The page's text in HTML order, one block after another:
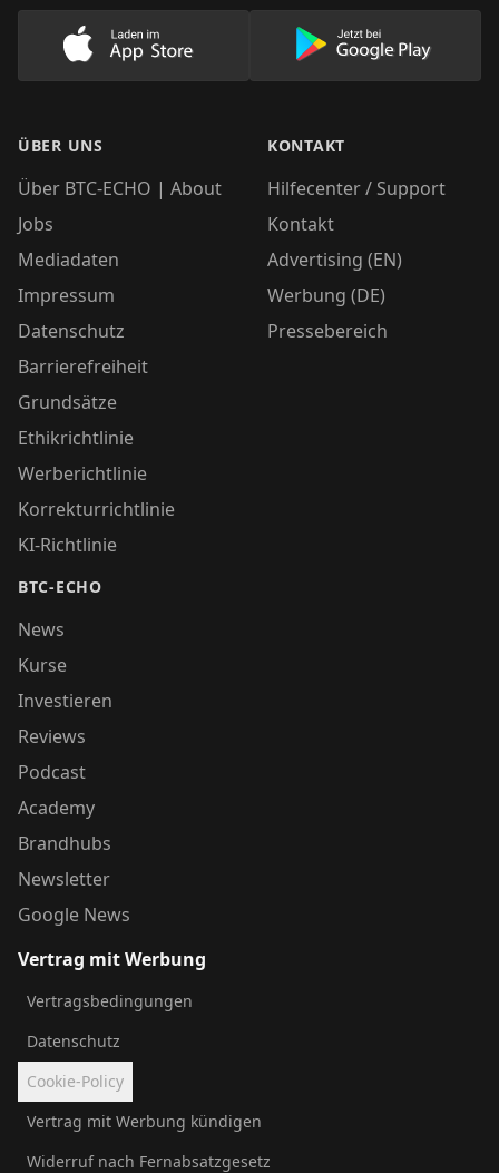
Lade unsere App im AppStore herunter
Lade unsere
ÜBER UNS
Über BTC-ECHO | About
Jobs
Mediadaten
Impressum
Datenschutz
Barrierefreiheit
Grundsätze
Ethikrichtlinie
Werberichtlinie
Korrekturrichtlinie
KI-Richtlinie
BTC-ECHO
News
Kurse
Investieren
Reviews
Podcast
Academy
Brandhubs
Newsletter
Google News
KONTAKT
Hilfecenter / Support
Kontakt
Advertising (EN)
Werbung (DE)
Pressebereich
Vertrag mit Werbung
Vertragsbedingungen
Datenschutz
Cookie-Policy
Vertrag mit Werbung kündigen
Widerruf nach Fernabsatzgesetz